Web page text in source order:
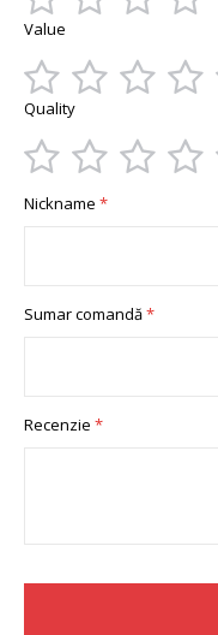
1
2
3
4
5
Value
1
2
3
4
5
Quality
star
stars
stars
stars
stars
Nickname
Sumar comandă
Recenzie